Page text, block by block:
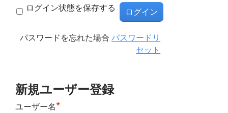
ログイン状態を保存する
パスワードを忘れた場合パスワードリ
セット
新規ユーザー登録
ユーザー名*